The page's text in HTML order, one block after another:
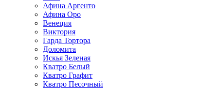
Афина Аргенто
Афина Оро
Венеция
Виктория
Гарда Тортора
Доломита
Искья Зеленая
Кватро Белый
Кватро Графит
Кватро Песочный